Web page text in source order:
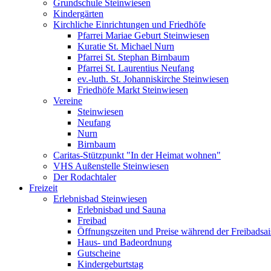
Grundschule Steinwiesen
Kindergärten
Kirchliche Einrichtungen und Friedhöfe
Pfarrei Mariae Geburt Steinwiesen
Kuratie St. Michael Nurn
Pfarrei St. Stephan Birnbaum
Pfarrei St. Laurentius Neufang
ev.-luth. St. Johanniskirche Steinwiesen
Friedhöfe Markt Steinwiesen
Vereine
Steinwiesen
Neufang
Nurn
Birnbaum
Caritas-Stützpunkt "In der Heimat wohnen"
VHS Außenstelle Steinwiesen
Der Rodachtaler
Freizeit
Erlebnisbad Steinwiesen
Erlebnisbad und Sauna
Freibad
Öffnungszeiten und Preise während der
Haus- und Badeordnung
Gutscheine
Kindergeburtstag